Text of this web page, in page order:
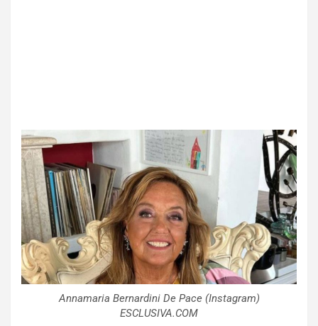
Annamaria Bernardini De Pace (Instagram)
ESCLUSIVA.COM